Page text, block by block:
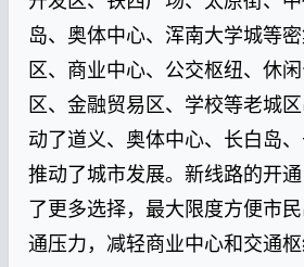
岛、奥体中心、浑南大学城等
区、商业中心、公交枢纽、休
区、金融贸易区、学校等老城
动了道义、奥体中心、长白岛、
推动了城市发展。新线路的开
了更多选择，最大限度方便市
通压力，减轻商业中心和交通